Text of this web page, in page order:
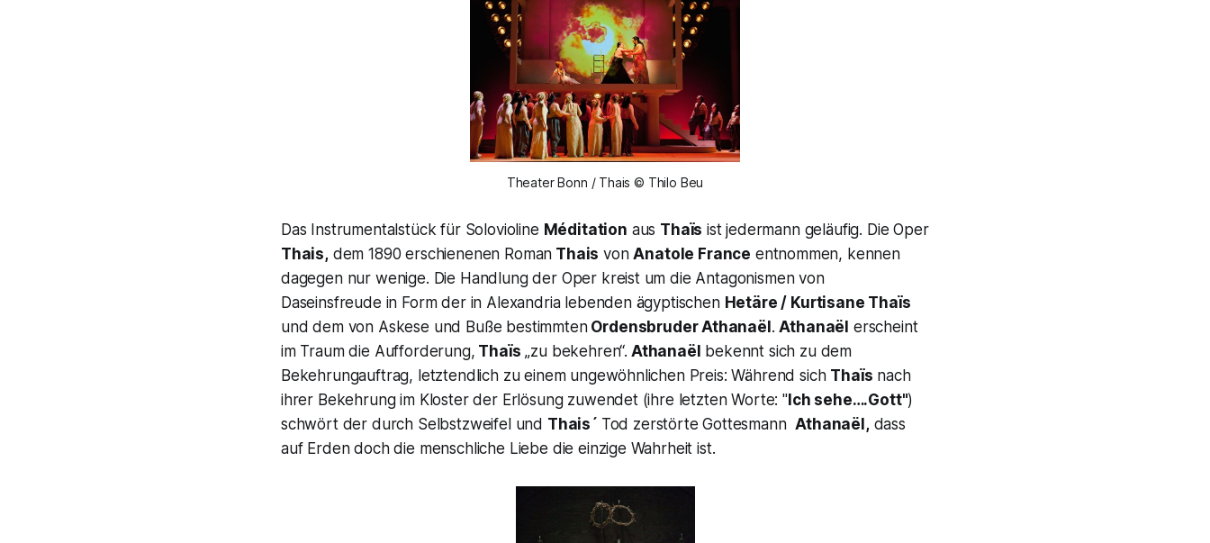
Theater Bonn / Thais © Thilo Beu
Das Instrumentalstück für Solovioline Méditation aus Thaïs ist jedermann geläufig. Die Oper
Thais,dem 1890 erschienenen Roman Thais vonAnatole France entnommen, kennen
dagegen nur wenige. Die Handlung der Oper kreist um die Antagonismen von
Daseinsfreude in Form der in Alexandria lebenden ägyptischen Hetäre / Kurtisane Thaïs
und dem von Askese und Buße bestimmtenOrdensbruder Athanaël.Athanaël erscheint
im Traum die Aufforderung, Thaïs „zu bekehren“. Athanaël bekennt sich zu dem
Bekehrungauftrag, letztendlich zu einem ungewöhnlichen Preis: Während sich Thaïs nach
ihrer Bekehrung im Kloster der Erlösung zuwendet (ihre letzten Worte: "Ich sehe….Gott")
schwört der durch Selbstzweifel und Thais´ Tod zerstörte GottesmannAthanaël,dass
auf Erden doch die menschliche Liebe die einzige Wahrheit ist.